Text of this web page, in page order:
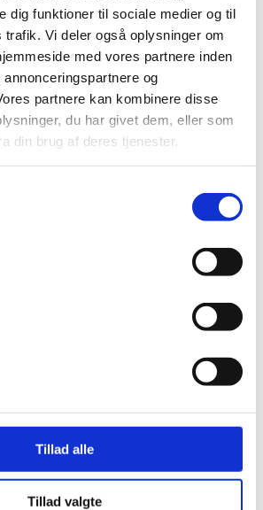
dig funktioner til sociale medier og til
Vi deler også oplysninger om
med vores partnere inden
og
partnere kan kombinere disse
du har givet dem, eller som
din brug af deres tjenester.
Tillad alle
Tillad valgte
og
PFC-107078
Nash kuglepen
med farvet cylinder
og farvet greb (blå
refill)
+ 3
Fra DKK 1,00
DKK 1,25 inkl. moms
genbrugspapir (blå
Fra DKK 2,00
DKK 2,50 inkl. moms